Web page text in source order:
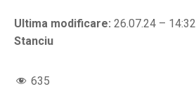
Ultima modificare: 26.07.24 –
Stanciu
635